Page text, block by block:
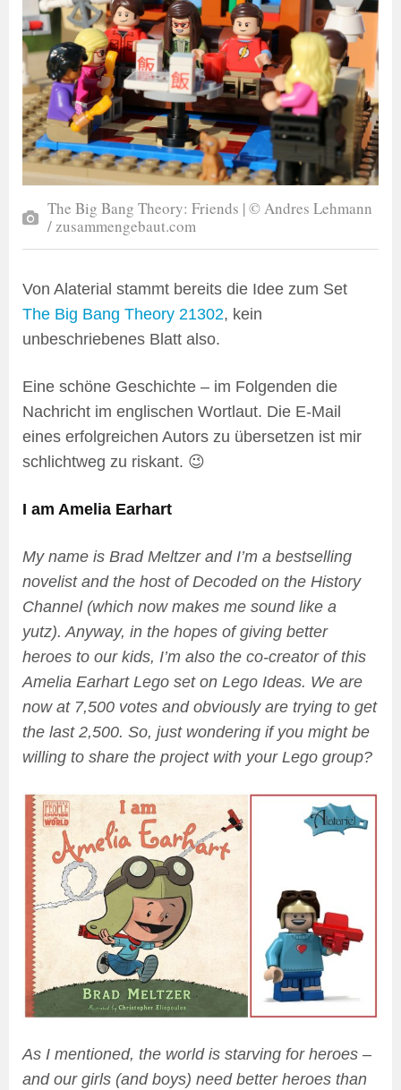
The Big Bang Theory: Friends | © Andres Lehmann
/ zusammengebaut.com
Von Alaterial stammt bereits die Idee zum Set
The Big Bang Theory 21302, kein
unbeschriebenes Blatt also.
Eine schöne Geschichte – im Folgenden die
Nachricht im englischen Wortlaut. Die E-Mail
eines erfolgreichen Autors zu übersetzen ist mir
schlichtweg zu riskant. 😉
I am Amelia Earhart
My name is Brad Meltzer and I’m a bestselling
novelist and the host of Decoded on the History
Channel (which now makes me sound like a
yutz). Anyway, in the hopes of giving better
heroes to our kids, I’m also the co-creator of this
Amelia Earhart Lego set on Lego Ideas. We are
now at 7,500 votes and obviously are trying to get
the last 2,500. So, just wondering if you might be
willing to share the project with your Lego group?
As I mentioned, the world is starving for heroes –
and our girls (and boys) need better heroes than